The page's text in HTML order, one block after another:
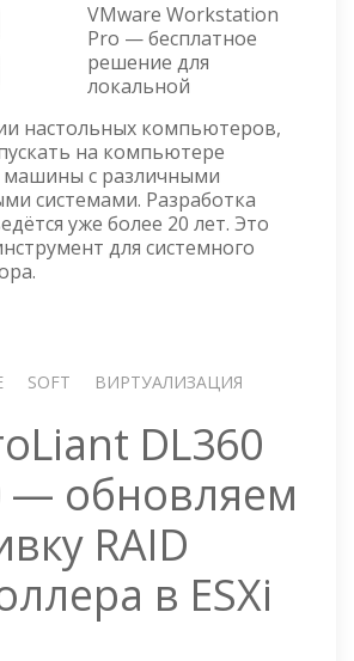
PRO
17
—
ЛОКАЛЬНАЯ
ВИРТУАЛИЗАЦИЯ
VMware Workstation
Pro — бесплатное
решение для
локальной
настольных компьютеров,
на компьютере
машины с различными
системами. Разработка
уже более 20 лет. Это
для системного
SOFT ВИРТУАЛИЗАЦИЯ
DL360
— обновляем
RAID
в ESXi